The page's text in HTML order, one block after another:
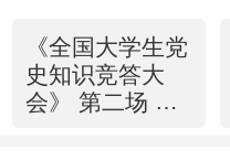
《全国大学生党
史知识竞答大
会》 第二场 雄